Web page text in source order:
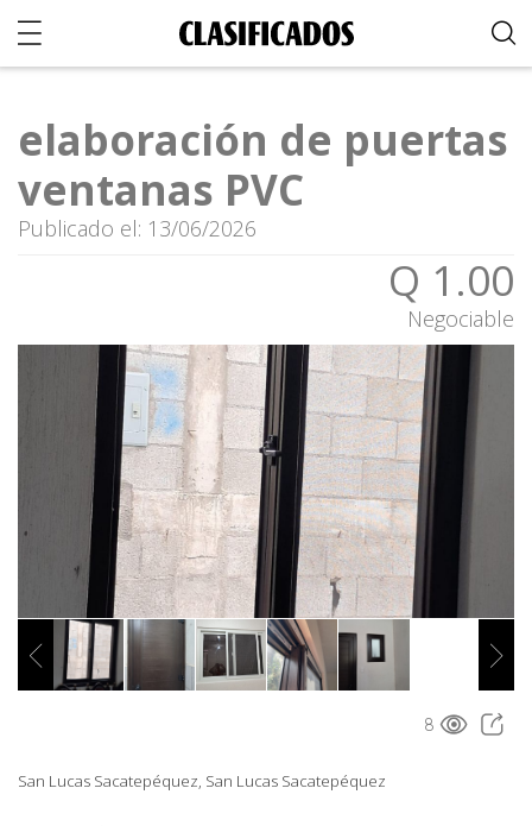
elaboración de puertas
ventanas PVC
Publicado el: 13/06/2026
Q 1.00
Negociable
8
San Lucas Sacatepéquez, San Lucas Sacatepéquez